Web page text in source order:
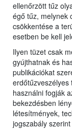
ellenőrzött tűz
égő tűz, melynek
csökkentése a
esetben be kell
Ilyen tüzet csak
gyújthatnak és
publikációkat
használni fogják
bekezdésben
létesítmények,
jogszabály